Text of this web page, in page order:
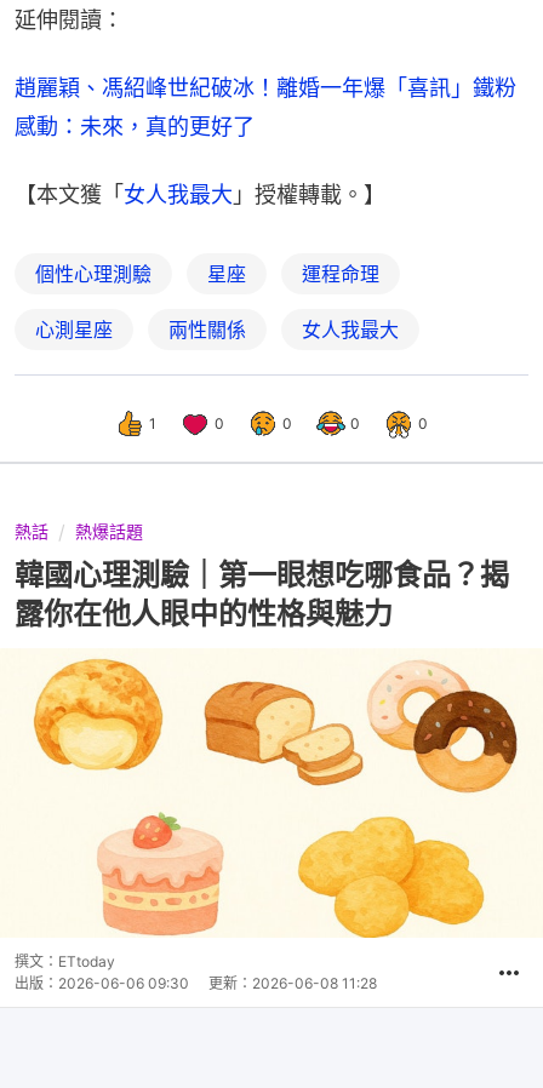
延伸閱讀：
趙麗穎、馮紹峰世紀破冰！離婚一年爆「喜訊」鐵粉
感動：未來，真的更好了
【本文獲「 女人我最大 」授權轉載。】
個性心理測驗 星座 運程命理
心測星座 兩性關係 女人我最大
1 0 0 0 0
熱話 熱爆話題
韓國心理測驗｜第一眼想吃哪食品？揭
露你在他人眼中的性格與魅力
撰文： ETtoday
出版： 2026-06-06 09:30 更新： 2026-06-08 11:28